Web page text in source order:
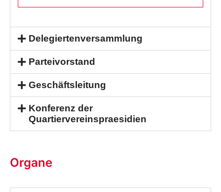
Delegiertenversammlung
Parteivorstand
Geschäftsleitung
Konferenz der
Quartiervereinspraesidien
Organe